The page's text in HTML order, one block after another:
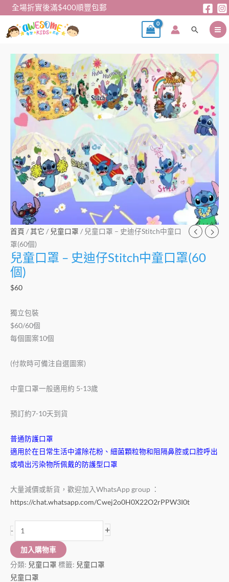
全場折實後滿$400順豐包郵
搜
首頁 /其它 / 兒童口罩 / 兒童口罩 – 史迪仔Stitch中童口
罩(60個)
兒童口罩 – 史迪仔Stitch中童口罩(60
個)
$60
獨立包裝
$60/60個
每個圖案10個
(付款時可備注自選圖案)
中童口罩一般適用約 5-13歲
預訂約7-10天到貨
普通防護口罩
適用於在日常生活中濾除花粉、細菌顆粒物和阻隔鼻腔或口腔呼出
或噴出污染物所佩戴的防護型口罩
大量減價或新貨，歡迎加入WhatsApp group ：
https://chat.whatsapp.com/Cwej2o0H0X22O2rPPW3I0t
-
兒
童
口
罩
史
迪
仔
Stitch
中
口
罩
(60
個)
數
量
+
加入購物車
分類: 兒童口罩 標籤: 兒童口罩
兒童口罩